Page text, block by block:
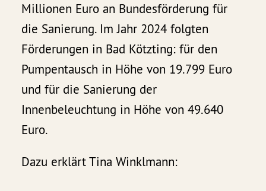
Millionen Euro an Bundesförderung für
die Sanierung. Im Jahr 2024 folgten
Förderungen in Bad Kötzting: für den
Pumpentausch in Höhe von 19.799 Euro
und für die Sanierung der
Innenbeleuchtung in Höhe von 49.640
Euro.
Dazu erklärt Tina Winklmann: